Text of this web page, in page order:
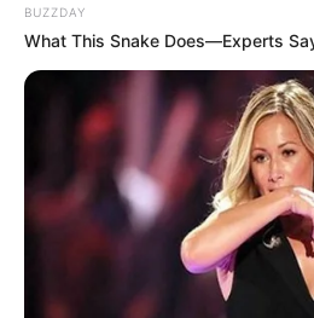
BUZZDAY
What This Snake Does—Experts